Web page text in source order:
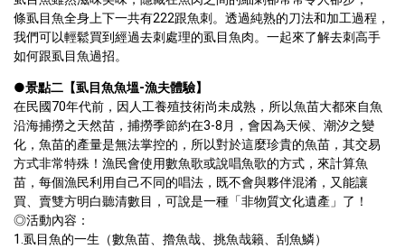
條虱目魚全身上下一共有222跟魚刺。透過純熟的刀法和加工過程，
我們可以輕鬆買到經過去刺處理的虱目魚肉。一起來了解去刺高手
如何跟虱目魚過招。
●景點二【虱目魚魚塭-漁夫體驗】
在民國70年代前，因人工養殖技術尚未成熟，所以魚苗大都來自魚
沿海捕撈之天然苗，捕撈季節約在3-8月，會因為天候、潮汐之變
化，魚苗的產量是無法掌控的，所以對於這麼珍貴的魚苗，其交易
方式非常特殊！漁民會使用數魚歌或說唱魚歌的方式，來計算魚
苗，每個漁民利用自己不同的唱法，既不會與夥伴混淆，又能讓
買、賣雙方明白聽清數目，可說是一種「非物質文化遺產」了！
◎活動內容：
1.虱目魚的一生（數魚苗、擼魚哉、挑魚哉籟、刮魚鱗）